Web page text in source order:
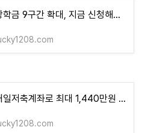
국가장학금 9구간 확대, 지금 신청해야 하는 이유는?
청년내일저축계좌로 최대 1,440만원 받는 법 총정리